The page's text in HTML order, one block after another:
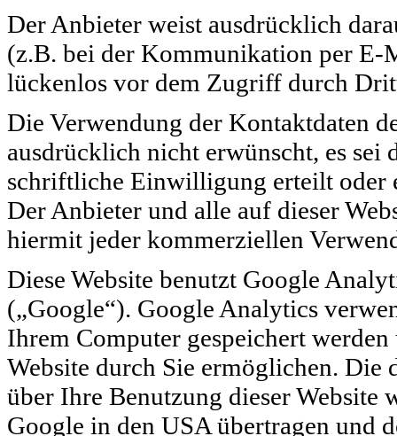
Der Anbieter weist ausdrücklich
(z.B. bei der Kommunikation per E-
lückenlos vor dem Zugriff durch
Die Verwendung der Kontaktdaten
ausdrücklich nicht erwünscht, es sei
schriftliche Einwilligung erteilt oder
Der Anbieter und alle auf dieser
hiermit jeder kommerziellen
Diese Website benutzt Google
(„Google“). Google Analytics
Ihrem Computer gespeichert
Website durch Sie ermöglichen.
über Ihre Benutzung dieser Website
Google in den USA übertragen und